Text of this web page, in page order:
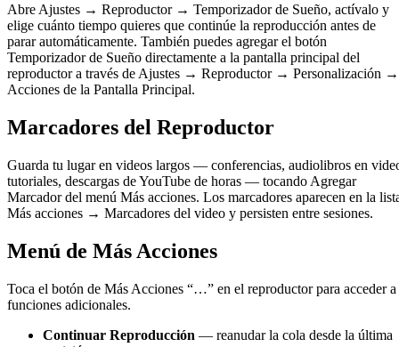
Abre Ajustes → Reproductor → Temporizador de Sueño, actívalo y
elige cuánto tiempo quieres que continúe la reproducción antes de
parar automáticamente. También puedes agregar el botón
Temporizador de Sueño directamente a la pantalla principal del
reproductor a través de Ajustes → Reproductor → Personalización →
Acciones de la Pantalla Principal.
Marcadores del Reproductor
Guarda tu lugar en videos largos — conferencias, audiolibros en
tutoriales, descargas de YouTube de horas — tocando Agregar
Marcador del menú Más acciones. Los marcadores aparecen en la
Más acciones → Marcadores del video y persisten entre sesiones.
Menú de Más Acciones
Toca el botón de Más Acciones “…” en el reproductor para acceder a
funciones adicionales.
Continuar Reproducción — reanudar la cola desde la última